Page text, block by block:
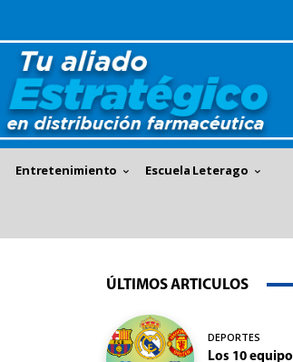
Entretenimiento Escuela Leterago
ÚLTIMOS ARTICULOS
DEPORTES
Los 10